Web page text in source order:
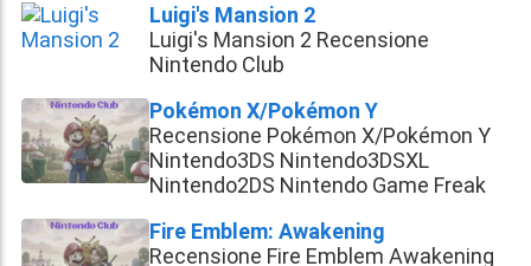
Luigi's Mansion 2
Luigi's Mansion 2 Recensione
Nintendo Club
Pokémon X/Pokémon Y
Recensione Pokémon X/Pokémon Y
Nintendo3DS Nintendo3DSXL
Nintendo2DS Nintendo Game Freak
Fire Emblem: Awakening
Recensione Fire Emblem Awakening